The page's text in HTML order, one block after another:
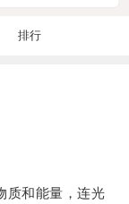
排行
和能量，连光